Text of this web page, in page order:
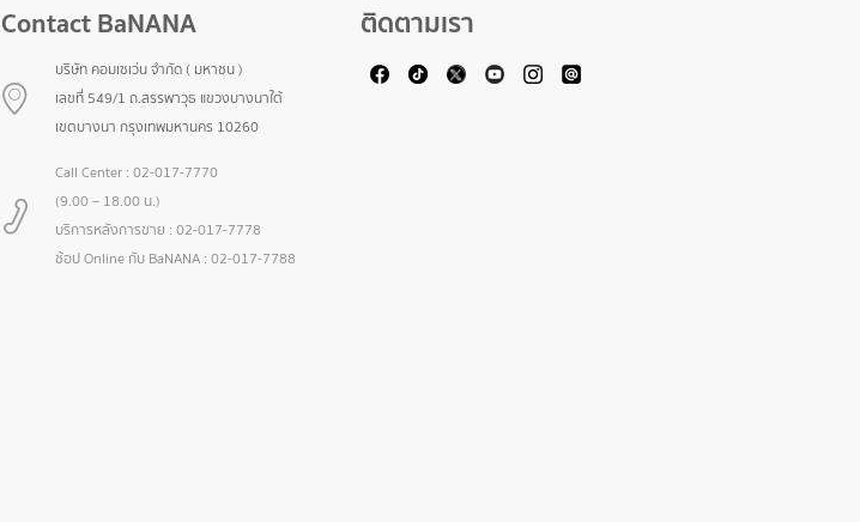
Contact BaNANA
บริษัท คอมเซเว่น จำกัด ( มหาชน )
เลขที่ 549/1 ถ.สรรพาวุธ แขวงบางนาใต้
เขตบางนา กรุงเทพมหานคร 10260
Call Center : 02-017-7770
(9.00 – 18.00 น.)
บริการหลังการขาย : 02-017-7778
ช้อป Online กับ BaNANA : 02-017-7788
ติดตามเรา